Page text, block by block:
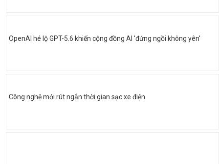
OpenAI hé lộ GPT-5.6 khiến cộng đồng AI 'đứng ngồi không yên'
Công nghệ mới rút ngắn thời gian sạc xe điện